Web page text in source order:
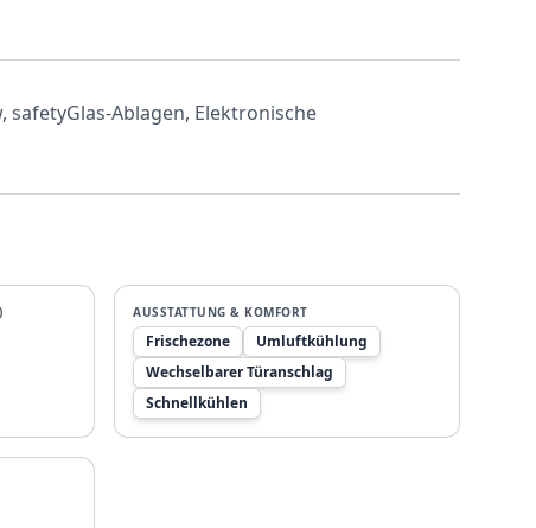
safetyGlas-Ablagen, Elektronische
AUSSTATTUNG & KOMFORT
Frischezone
Umluftkühlung
Wechselbarer Türanschlag
Schnellkühlen